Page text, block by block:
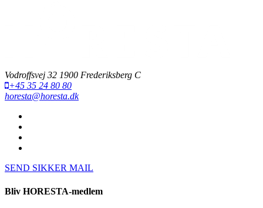
Vodroffsvej 32 1900 Frederiksberg C
+45 35 24 80 80
horesta@horesta.dk
SEND SIKKER MAIL
Bliv HORESTA-medlem